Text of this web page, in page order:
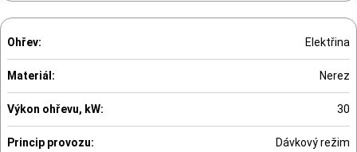
Ohřev: Elektřina
Materiál: Nerez
Výkon ohřevu, kW: 30
Princip provozu: Dávkový režim